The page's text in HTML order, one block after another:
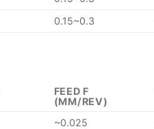
0.15~0.3
FEED F
(MM/REV)
~0.025